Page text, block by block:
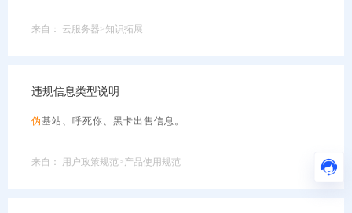
来自： 云服务器>知识拓展
违规信息类型说明
伪基站、呼死你、黑卡出售信息。
来自： 用户政策规范>产品使用规范